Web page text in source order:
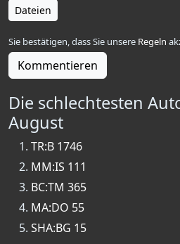
Dateien
Sie bestätigen, dass Sie unsere Regeln
Kommentieren
Die schlechtesten
August
TR:B 1746
MM:IS 111
BC:TM 365
MA:DO 55
SHA:BG 15